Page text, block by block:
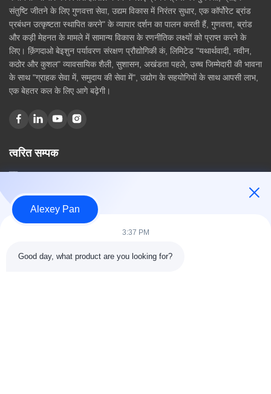
संतुष्टि जीतने के लिए गुणवत्ता सेवा, उद्यम विकास में निरंतर सुधार, एक कॉर्पोरेट ब्रांड
प्रबंधन उत्कृष्टता स्थापित करने" के व्यापार दर्शन का पालन करती हैं, गुणवत्ता, ब्रांड
और कड़ी मेहनत के मामले में सामान्य विकास के रणनीतिक लक्ष्यों को प्राप्त करने के
लिए। क़िंगदाओ बेइशुन पर्यावरण संरक्षण प्रौद्योगिकी कं, लिमिटेड "यथार्थवादी, नवीन,
कठोर और कुशल" व्यावसायिक शैली, सुशासन, अखंडता पहले, उच्च जिम्मेदारी की भावना
के साथ "ग्राहक सेवा में, समुदाय की सेवा में", उद्योग के सहयोगियों के साथ आपसी लाभ,
एक बेहतर कल के लिए आगे बढ़ेगी।
त्वरित सम्पक
घर
उत्पादों
संपर्क करें
श्रेणियाँ
Alexey Pan
3:37 PM
Good day, what product are you looking for?